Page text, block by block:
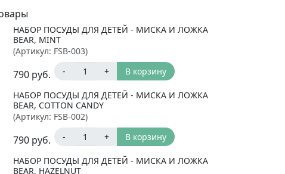
НАБОР ПОСУДЫ ДЛЯ ДЕТЕЙ - МИСКА И ЛОЖКА
BEAR, MINT
(Артикул: FSB-003)
790 руб. - + В корзину
НАБОР ПОСУДЫ ДЛЯ ДЕТЕЙ - МИСКА И ЛОЖКА
BEAR, COTTON CANDY
(Артикул: FSB-002)
790 руб. - + В корзину
НАБОР ПОСУДЫ ДЛЯ ДЕТЕЙ - МИСКА И ЛОЖКА
BEAR, HAZELNUT